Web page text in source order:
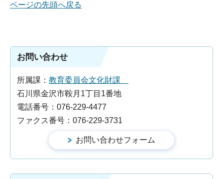
ページの先頭へ戻る
お問い合わせ
所属課： 教育委員会文化財課
石川県金沢市鞍月1丁目1番地
電話番号：076-229-4477
ファクス番号：076-229-3731